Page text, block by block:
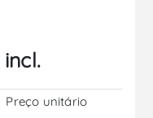
incl.
Preço unitário